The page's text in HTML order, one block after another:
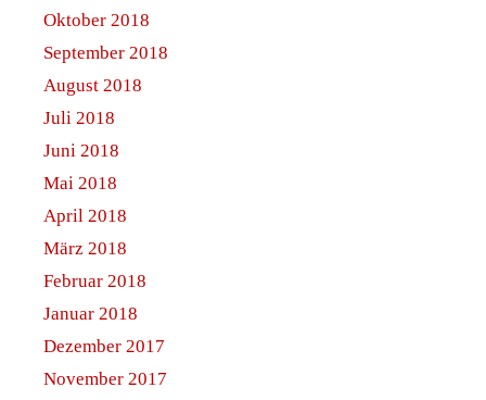
Oktober 2018
September 2018
August 2018
Juli 2018
Juni 2018
Mai 2018
April 2018
März 2018
Februar 2018
Januar 2018
Dezember 2017
November 2017